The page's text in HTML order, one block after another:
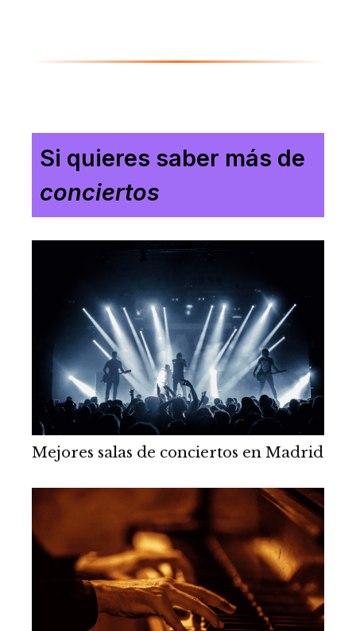
Si quieres saber más de
conciertos
Mejores salas de conciertos en Madrid